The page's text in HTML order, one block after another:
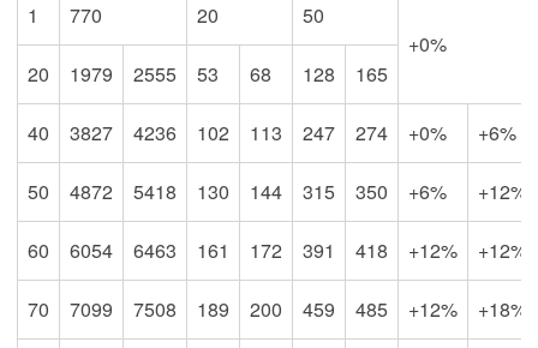
1 770 20
50
+0%
20
1979 2555 53 68 128 165
40 3827 4236 102 113 247 274 +0% +6%
50 4872 5418 130 144 315 350 +6% +12%
60 6054 6463 161 172 391 418 +12% +12%
70 7099 7508 189 200 459 485 +12% +18%